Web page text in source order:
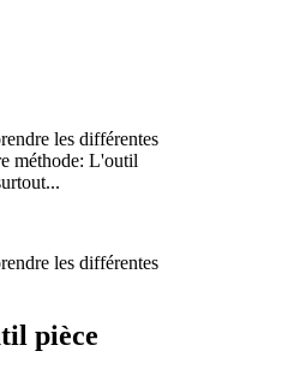
les différentes
méthode: L'outil
les différentes
pièce